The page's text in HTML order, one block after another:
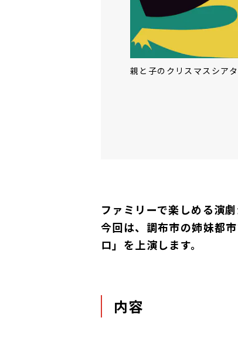
親と子のクリスマスシア
ファミリーで楽しめる演
今回は、調布市の姉妹都
ロ」を上演します。
内容